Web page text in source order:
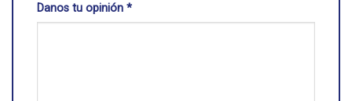
Danos tu opinión *